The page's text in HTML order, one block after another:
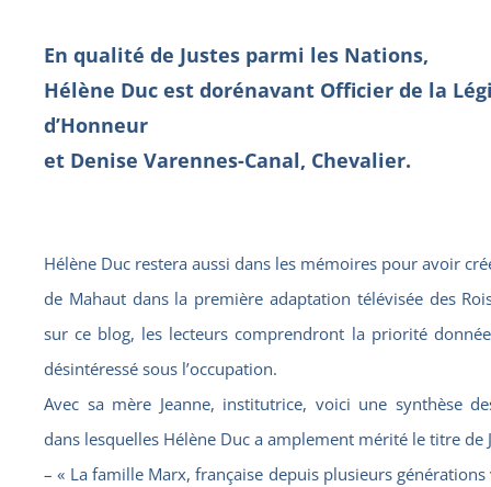
En qualité de Justes parmi les Nations,
Hélène Duc est dorénavant Officier de la
d’Honneur
et Denise Varennes-Canal, Chevalier.
Hélène Duc restera aussi dans les mémoires pour avoir
de Mahaut dans la première adaptation télévisée des
sur ce blog, les lecteurs comprendront la priorité
désintéressé sous l’occupation.
Avec sa mère Jeanne, institutrice, voici une synthèse
dans lesquelles Hélène Duc a amplement mérité le titre de
– « La famille Marx, française depuis plusieurs